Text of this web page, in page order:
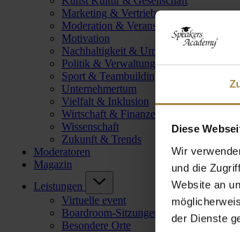
Diese
Wir
und die
Website an
der Dienste
Marketing & Vertrieb
Moderation & Veranstaltungsleitung
Motivation
Nachhaltigkeit & Umwelt
Politik & Verwaltung
Sport & Teambuilding
Unternehmertum
Vielfalt & Inklusion
Wirtschaft & Finanzen
Wissenschaft
Zukunft & Trends
Moderatoren
Magazin
Leistungen
Virtuelle event
Boardroom-Sitzungen
Besondere Orte